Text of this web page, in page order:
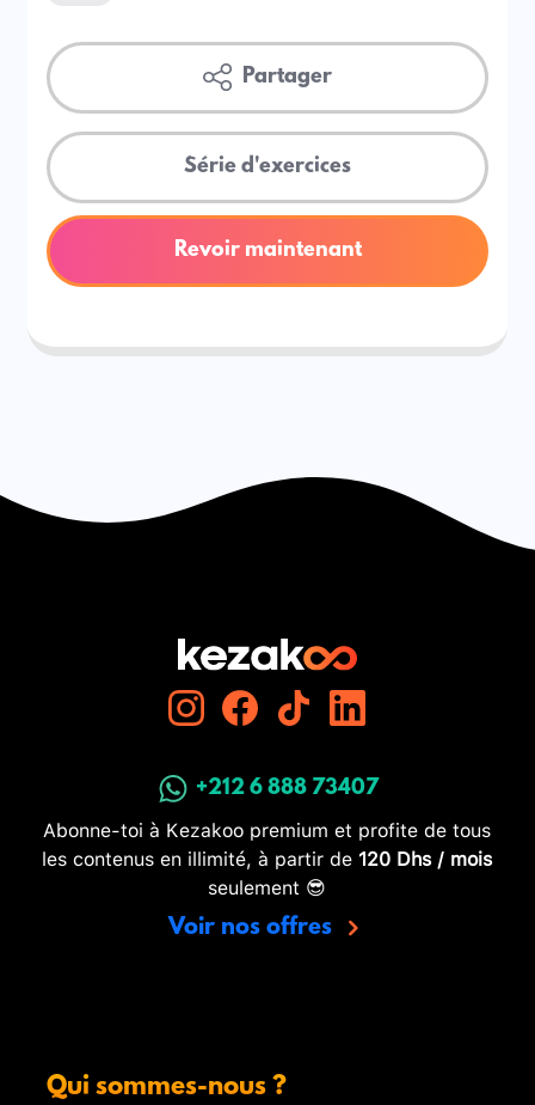
Partager
Série d'exercices
Revoir maintenant
+212 6 888 73407
Abonne-toi à Kezakoo premium et profite de tous
les contenus en illimité, à partir de 120 Dhs / mois
seulement 😎
Voir nos offres
Qui sommes-nous ?